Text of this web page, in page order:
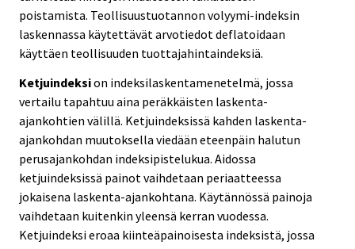
poistamista. Teollisuustuotannon volyymi-indeksin
laskennassa käytettävät arvotiedot deflatoidaan
käyttäen teollisuuden tuottajahintaindeksiä.
Ketjuindeksion indeksilaskentamenetelmä, jossa
vertailu tapahtuu aina peräkkäisten laskenta-
ajankohtien välillä. Ketjuindeksissä kahden laskenta-
ajankohdan muutoksella viedään eteenpäin halutun
perusajankohdan indeksipistelukua. Aidossa
ketjuindeksissä painot vaihdetaan periaatteessa
jokaisena laskenta-ajankohtana. Käytännössä painoja
vaihdetaan kuitenkin yleensä kerran vuodessa.
Ketjuindeksi eroaa kiinteäpainoisesta indeksistä, jossa